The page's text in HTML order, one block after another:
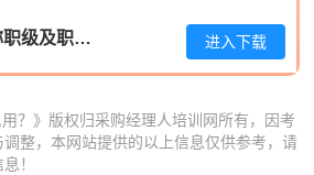
2026-08-05
采购人员职称职级及职位晋升管理制度 进入下载
？》版权归采购经理人培训网所有，因考
整，本网站提供的以上信息仅供参考，请
！